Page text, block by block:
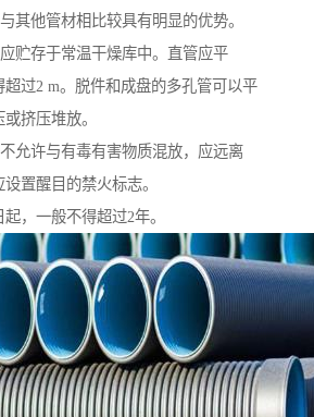
其他管材相比较具有明显的优势。
贮存于常温干燥库中。直管应平
过2 m。脱件和成盘的多孔管可以平
挤压堆放。
允许与有毒有害物质混放，应远离
置醒目的禁火标志。
，一般不得超过2年。